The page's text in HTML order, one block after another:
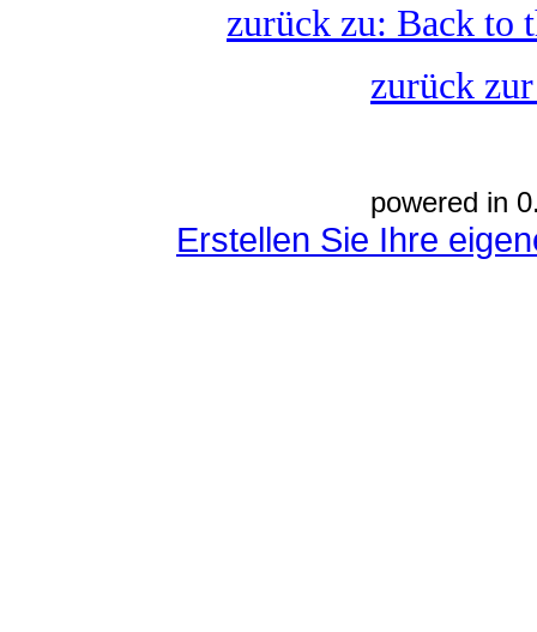
zurück zu: Back to
zurück
powered in
Erstellen Sie Ihre